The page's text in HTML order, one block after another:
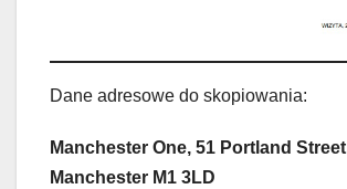
Dane adresowe do skopiowania:
Manchester One, 51 Portland Street
Manchester M1 3LD